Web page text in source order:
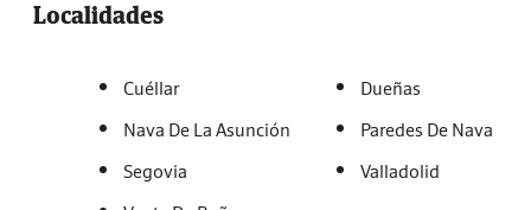
Localidades
Cuéllar
Dueñas
Nava De La Asunción
Paredes De Nava
Segovia
Valladolid